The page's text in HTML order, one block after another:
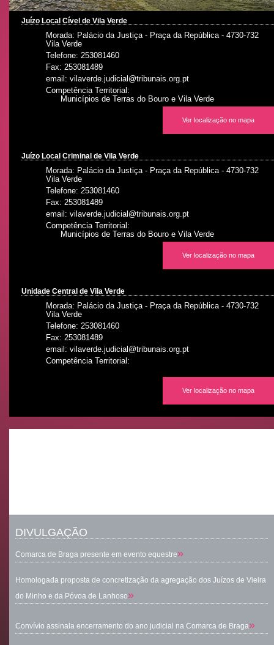
Juízo Local Cível de Vila Verde
Morada: Palácio da Justiça - Praça da República - 4730-732
Vila Verde
Telefone: 253081460
Fax: 253081489
email: vilaverde.judicial@tribunais.org.pt
Competência Territorial:
Municípios de Terras do Bouro e Vila Verde
Ver localização no mapa
Juízo Local Criminal de Vila Verde
Morada: Palácio da Justiça - Praça da República - 4730-732
Vila Verde
Telefone: 253081460
Fax: 253081489
email: vilaverde.judicial@tribunais.org.pt
Competência Territorial:
Municípios de Terras do Bouro e Vila Verde
Ver localização no mapa
Unidade Central de Vila Verde
Morada: Palácio da Justiça - Praça da República - 4730-732
Vila Verde
Telefone: 253081460
Fax: 253081489
email: vilaverde.judicial@tribunais.org.pt
Competência Territorial:
Ver localização no mapa
DIVULGAÇÃO
Comarca de Braga presente em evento equestre»
Homologada proposta de concretização da agregação dos Juízos de Vieira
do Minho e da Póvoa de Lanhoso»
Convívio assinala encerramento do ano judicial na Comarca de Braga»